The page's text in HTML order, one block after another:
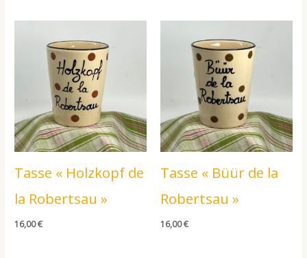
Tasse « Holzkopf de
la Robertsau »
16,00€
Tasse « Büür de la
Robertsau »
16,00€